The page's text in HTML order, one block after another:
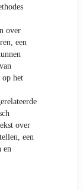
over
een
op het
over
een
en